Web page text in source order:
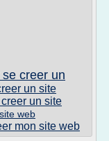
creer un
un site
un site
web
mon site web